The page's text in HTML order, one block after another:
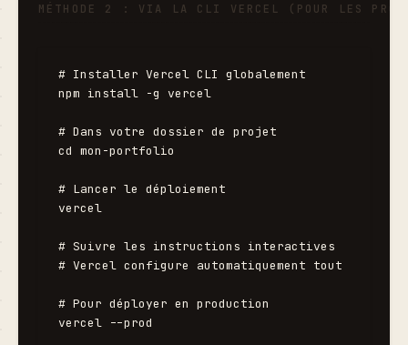
MÉTHODE 2 : VIA LA CLI VERCEL (POUR LES
# Installer Vercel CLI globalement
npm install -g vercel
# Dans votre dossier de projet
cd mon-portfolio
# Lancer le déploiement
vercel
# Suivre les instructions interactives
# Vercel configure automatiquement tout
# Pour déployer en production